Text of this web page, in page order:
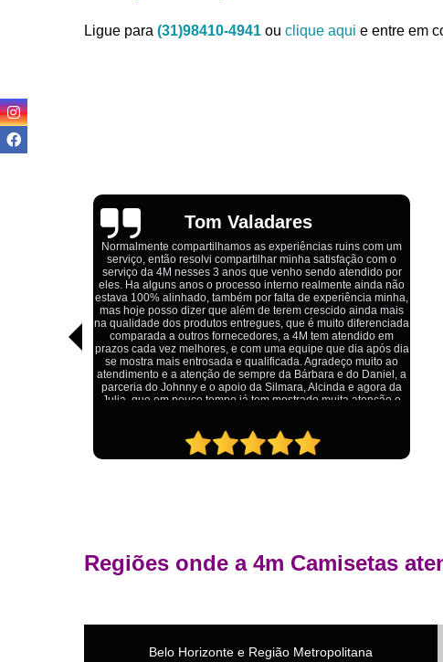
Ligue para (31)98410-4941 ou clique aqui e entre em
Igor Cordeiro
Estou extremamente satisfeito com o serviço da 4M Camisetas!
Eles forneceram uniformes para a minha pizzaria, e a
qualidade das camisetas é excelente. O tecido é confortável, a
impressão está impecável, e o preço foi justo, especialmente
considerando a alta qualidade do produto. Além disso, o
atendimento foi ágil e atencioso, desde o primeiro contato até a
entrega dos uniformes. Com certeza, recomendo a 4M
Camisetas para quem procura uniformes de qualidade e um
ótimo custo-benefício.
Regiões onde a 4m Camisetas
Belo Horizonte e Região Metropolitana